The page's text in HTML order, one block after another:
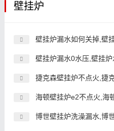
壁挂炉
壁挂炉漏水如何关掉,壁
壁挂炉漏水0水压,壁挂
捷克森壁挂炉不点火,捷
海顿壁挂炉e2不点火,海
博世壁挂炉洗澡漏水,博